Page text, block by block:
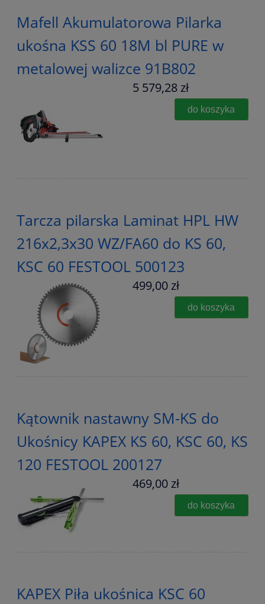
Mafell Akumulatorowa Pilarka
ukośna KSS 60 18M bl PURE w
metalowej walizce 91B802
5 579,28 zł
do koszyka
Tarcza pilarska Laminat HPL HW
216x2,3x30 WZ/FA60 do KS 60,
KSC 60 FESTOOL 500123
499,00 zł
do koszyka
Kątownik nastawny SM-KS do
Ukośnicy KAPEX KS 60, KSC 60, KS
120 FESTOOL 200127
469,00 zł
do koszyka
KAPEX Piła ukośnica KSC 60